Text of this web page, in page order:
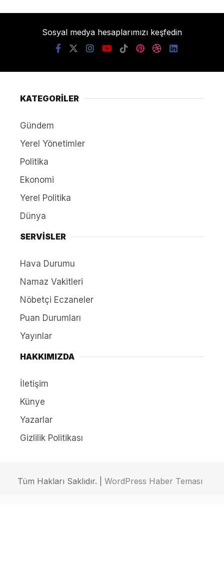
Sosyal medya hesaplarımızı keşfedin
KATEGORİLER
Gündem
Yerel Yönetimler
Politika
Ekonomi
Yerel Politika
Dünya
SERVİSLER
Hava Durumu
Namaz Vakitleri
Nöbetçi Eczaneler
Puan Durumları
Yayınlar
HAKKIMIZDA
İletişim
Künye
Yazarlar
Gizlilik Politikası
Tüm Hakları Saklıdır. | WordPress Haber Teması